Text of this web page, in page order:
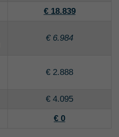
€ 18.839
€ 6.984
€ 2.888
€ 4.095
€ 0